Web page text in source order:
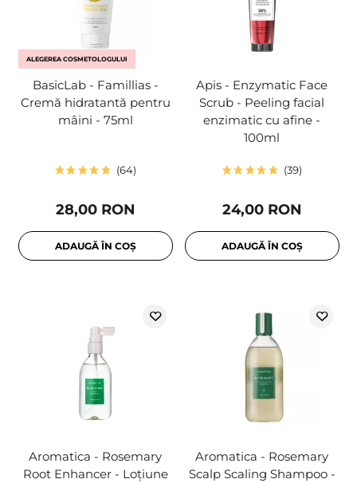
ALEGEREA COSMETOLOGULUI
BasicLab - Famillias -
Cremă hidratantă pentru
mâini - 75ml
64
28,00 RON
ADAUGĂ ÎN COȘ
Apis - Enzymatic Face
Scrub - Peeling facial
enzimatic cu afine -
100ml
39
24,00 RON
ADAUGĂ ÎN COȘ
Aromatica - Rosemary
Root Enhancer - Loțiune
Aromatica - Rosemary
Scalp Scaling Shampoo -